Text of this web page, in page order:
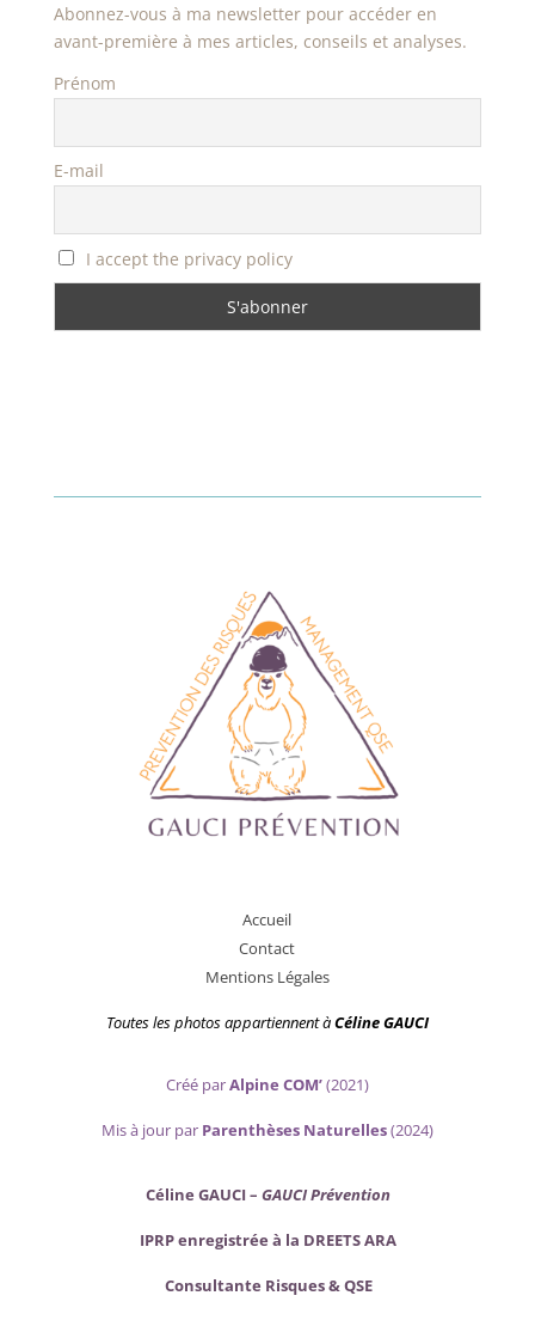
Abonnez-vous à ma newsletter pour accéder en
avant-première à mes articles, conseils et analyses.
Prénom
E-mail
I accept the privacy policy
Accueil
Contact
Mentions Légales
Toutes les photos appartiennentàCéline GAUCI
Créé parAlpine COM’(2021)
Misà jour par Parenthèses Naturelles(2024)
Céline GAUCI –GAUCI Prévention
IPRP enregistrée à la DREETS ARA
Consultante Risques & QSE